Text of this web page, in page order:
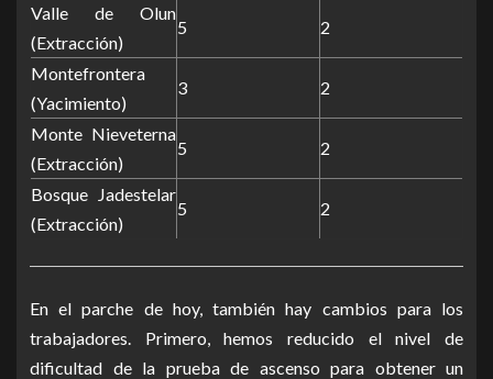
Valle de Olun
(Extracción)
5 2
Montefrontera
(Yacimiento)
3 2
Monte Nieveterna
(Extracción)
5 2
Bosque Jadestelar
(Extracción)
5 2
En el parche de hoy, también hay cambios para los
trabajadores. Primero, hemos reducido el nivel de
dificultad de la prueba de ascenso para obtener un